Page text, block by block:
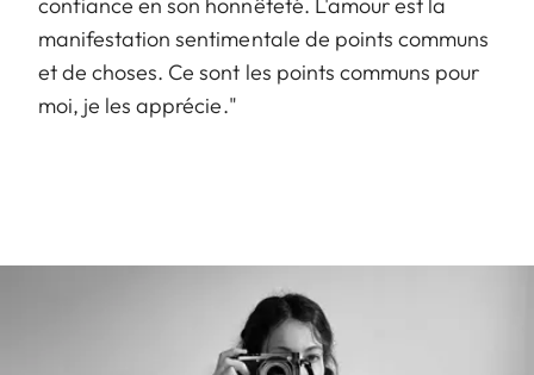
confiance en son honnêteté. L'amour est la
manifestation sentimentale de points communs
et de choses. Ce sont les points communs pour
moi, je les apprécie."